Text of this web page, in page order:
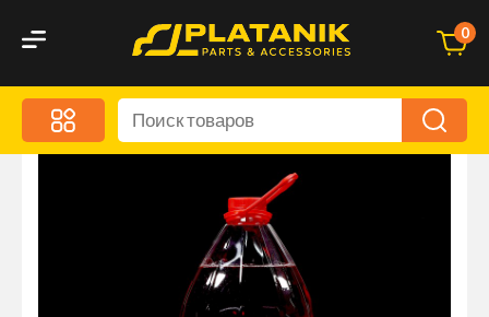
0
Меню
Акционные предложения
Автохимия и уход
Оптика и светотехника